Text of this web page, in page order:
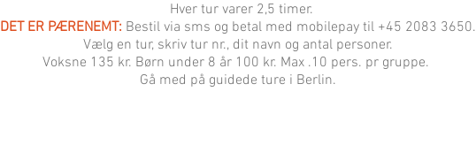
Hver tur varer 2,5 timer.
DET ER PÆRENEMT: Bestil via sms og betal med mobilepay til +45 2083 3650.
Vælg en tur, skriv tur nr., dit navn og antal personer.
Voksne 135 kr. Børn under 8 år 100 kr. Max .10 pers. pr gruppe.
Gå med på guidede ture i Berlin.